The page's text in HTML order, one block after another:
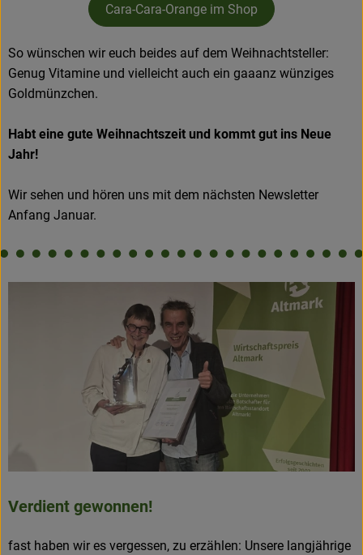
Cara-Cara-Orange im Shop
So wünschen wir euch beides auf dem Weihnachtsteller:
Genug Vitamine und vielleicht auch ein gaaanz wünziges
Goldmünzchen.
Habt eine gute Weihnachtszeit und kommt gut ins Neue
Jahr!
Wir sehen und hören uns mit dem nächsten Newsletter
Anfang Januar.
Verdient gewonnen!
fast haben wir es vergessen, zu erzählen: Unsere langjährige